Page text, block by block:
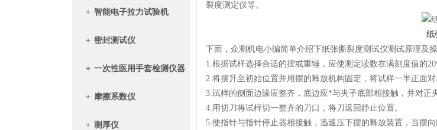
+ 智能电子拉力试验机
+ 密封测试仪
+ 一次性医用手套检测仪器
+ 摩擦系数仪
+ 测厚仪
裂度测定仪等。
纸
下面，众测机电小编简单介绍下纸张撕裂度测试仪测试原理及
1.根据试样选择合适的摆或重锤，应使测定读数在满刻度值的
2.将摆升至初始位置并用摆的释放机构固定，将试样一半正面对
3.试样的侧面边缘应整齐，底边应*与夹子底部相接触，并对正
4.用切刀将试样切一整齐的刀口，将刀返回静止位置。
5.使指针与指针停止器相接触，迅速压下摆的释放装置，当摆